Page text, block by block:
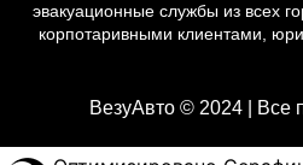
эвакуационные службы из всех
корпотаривными клиентами,
ВезуАвто © 2024 |